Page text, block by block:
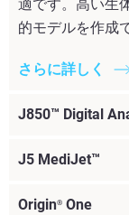
適です。高い生
的モデルを作成
さらに詳しく
J850™ Digital
J5 MediJet™
Origin® One